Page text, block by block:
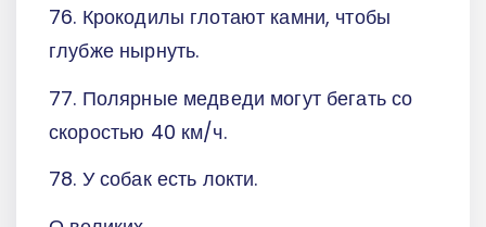
76. Крокодилы глотают камни, чтобы
глубже нырнуть.
77. Полярные медведи могут бегать со
скоростью 40 км/ч.
78. У собак есть локти.